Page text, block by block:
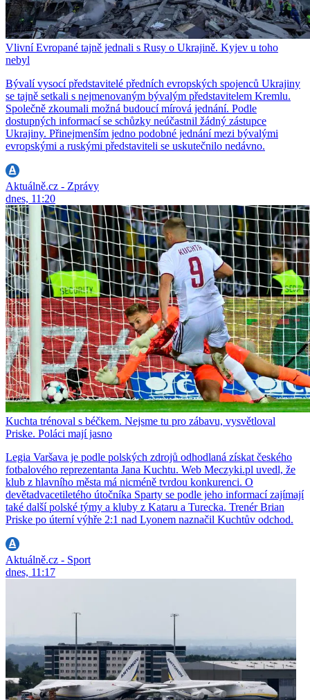
Vlivní Evropané tajně jednali s Rusy o Ukrajině. Kyjev u toho
nebyl
Bývalí vysocí představitelé předních evropských spojenců Ukrajiny
se tajně setkali s nejmenovaným bývalým představitelem Kremlu.
Společně zkoumali možná budoucí mírová jednání. Podle
dostupných informací se schůzky neúčastnil žádný zástupce
Ukrajiny. Přinejmenším jedno podobné jednání mezi bývalými
evropskými a ruskými představiteli se uskutečnilo nedávno.
Aktuálně.cz - Zprávy
dnes, 11:20
Kuchta trénoval s béčkem. Nejsme tu pro zábavu, vysvětloval
Priske. Poláci mají jasno
Legia Varšava je podle polských zdrojů odhodlaná získat českého
fotbalového reprezentanta Jana Kuchtu. Web Meczyki.pl uvedl, že
klub z hlavního města má nicméně tvrdou konkurenci. O
devětadvacetiletého útočníka Sparty se podle jeho informací zajímají
také další polské týmy a kluby z Kataru a Turecka. Trenér Brian
Priske po úterní výhře 2:1 nad Lyonem naznačil Kuchtův odchod.
Aktuálně.cz - Sport
dnes, 11:17